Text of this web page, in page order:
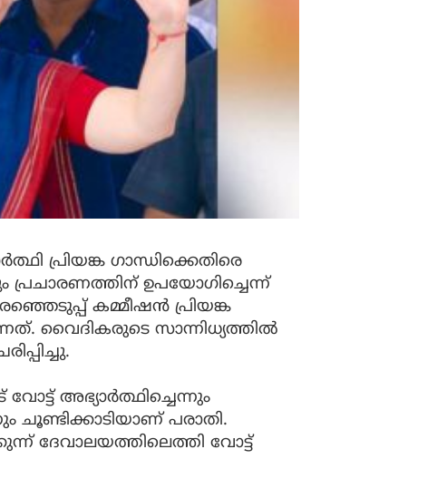
പ്രിയങ്ക ഗാന്ധിക്കെതിരെ
ഉപയോഗിച്ചെന്ന്
കമ്മീഷന്‍ പ്രിയങ്ക
വൈദികരുടെ സാന്നിധ്യത്തില്‍
അഭ്യാര്‍ത്ഥിച്ചെന്നും
ചൂണ്ടിക്കാടിയാണ് പരാതി.
ദേവാലയത്തിലെത്തി വോട്ട്